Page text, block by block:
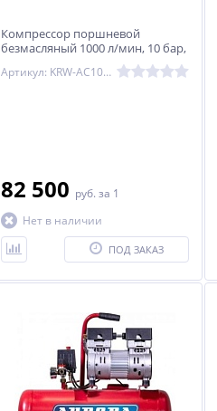
Компрессор поршневой
безмасляный 1000 л/мин, 10 бар,
Артикул: KRW-AC1000-120L
82 500 руб. за 1
Нет в наличии
ПОД ЗАКАЗ